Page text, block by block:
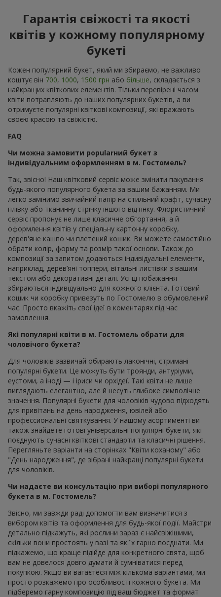
Гарантія свіжості та якості
квітів у кожному популярному
букеті
Кожен популярний букет, який ми збираємо, не важливо
коштує він 700, 1000, 1500 грн або більше, складається з
найкращих квіткових елементів. Тільки перевірені часом
квіти потрапляють до наших популярних букетів, а ви
отримуєте популярні квіткові композиції, які вражають
своєю красою та свіжістю.
FAQ
Чи можна замовити popularний букет з
індивідуальним оформленням в м. Гостомель?
Так, звісно! Наш квітковий сервіс може змінити пакування
будь-якого популярного букета за вашим бажанням. Ми
легко замінимо звичайний папір на стильний крафт, сучасну
плівку або тканинну стрічку іншого відтінку. Флористичний
сервіс пропонує не лише класичне обгортання, а й
оформлення квітів у спеціальну картонну коробку,
дерев'яне кашпо чи плетений кошик. Ви можете самостійно
обрати колір, форму та розмір такої основи. Також до
композиції за запитом додаються індивідуальні елементи,
наприклад, дерев’яні топпери, вітальні листівки з вашим
текстом або декоративні деталі. Усі ці побажання
збираються індивідуально для кожного клієнта. Готовий
кошик чи коробку привезуть по Гостомелю в обумовлений
час. Просто вкажіть свої ідеї в коментарях під час
замовлення.
Які популярні квіти в м. Гостомель обрати для
чоловічого букета?
Для чоловіків зазвичай обирають лаконічні, стримані
популярні букети. Це можуть бути троянди, антуріуми,
еустоми, а іноді — і іриси чи орхідеї. Такі квіти не лише
виглядають елегантно, але й несуть глибоке символічне
значення. Популярні букети для чоловіків чудово підходять
для привітань на день народження, ювілей або
профессиональні святкування. У нашому асортименті ви
також знайдете готові універсальні популярні букети, які
поєднують сучасні квіткові стандарти та класичні рішення.
Перегляньте варіанти на сторінках "Квіти коханому" або
"День народження", де зібрані найкращі популярні букети
для чоловіків.
Чи надаєте ви консультацію при виборі популярного
букета в м. Гостомель?
Звісно, ми завжди раді допомогти вам визначитися з
вибором квітів та оформлення для будь-якої події. Майстри
детально підкажуть, які рослини зараз є найсвіжішими,
скільки вони простоять у вазі та як їх гарно поєднати. Ми
підкажемо, що краще підійде для конкретного свята, щоб
вам не довелося довго думати й сумніватися перед
покупкою. Якщо ви вагаєтеся між кількома варіантами, ми
просто розкажемо про особливості кожного букета. Ми
підберемо гарну композицію під ваш бюджет та формат